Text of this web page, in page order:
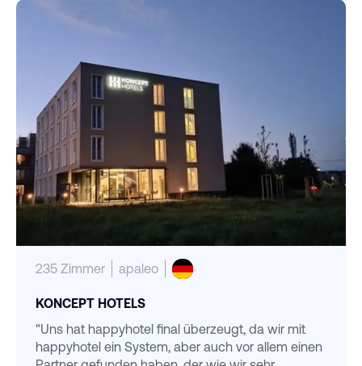
235 Zimmer apaleo
KONCEPT HOTELS
"Uns hat happyhotel final überzeugt, da wir mit
happyhotel ein System, aber auch vor allem einen